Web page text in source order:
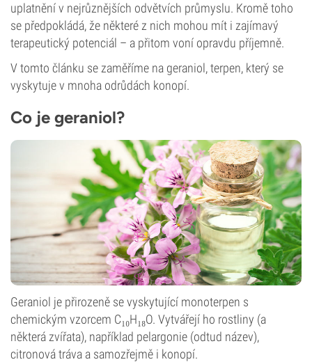
uplatnění v nejrůznějších odvětvích průmyslu. Kromě toho
se předpokládá, že některé z nich mohou mít i zajímavý
terapeutický potenciál – a přitom voní opravdu příjemně.
V tomto článku se zaměříme na geraniol, terpen, který se
vyskytuje v mnoha odrůdách konopí.
Co je geraniol?
Geraniol je přirozeně se vyskytující monoterpen s
chemickým vzorcem C₁₀H₁₈O. Vytvářejí ho rostliny (a
některá zvířata), například pelargonie (odtud název),
citronová tráva a samozřejmě i konopí.